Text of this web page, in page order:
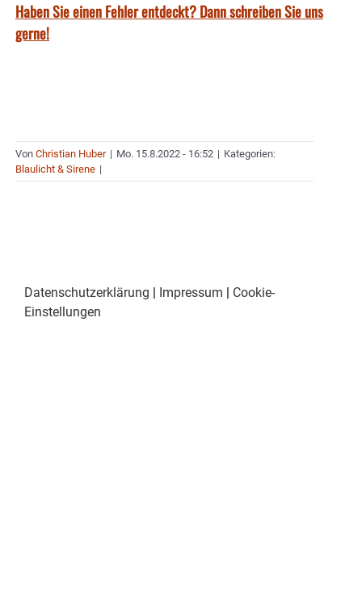
Haben Sie einen Fehler entdeckt? Dann schreiben Sie uns
gerne!
Von Christian Huber | Mo. 15.8.2022 - 16:52 | Kategorien:
Blaulicht & Sirene |
Datenschutzerklärung Impressum
Cookie-
Einstellungen